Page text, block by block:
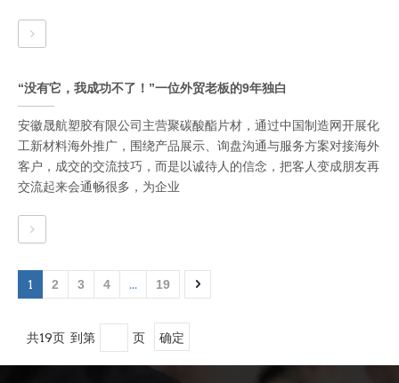
“没有它，我成功不了！”一位外贸老板的9年独白
安徽晟航塑胶有限公司主营聚碳酸酯片材，通过中国制造网开展化
工新材料海外推广，围绕产品展示、询盘沟通与服务方案对接海外
客户，成交的交流技巧，而是以诚待人的信念，把客人变成朋友再
交流起来会通畅很多，为企业
1 2 3 4 ... 19
共19页 到第 页 确定